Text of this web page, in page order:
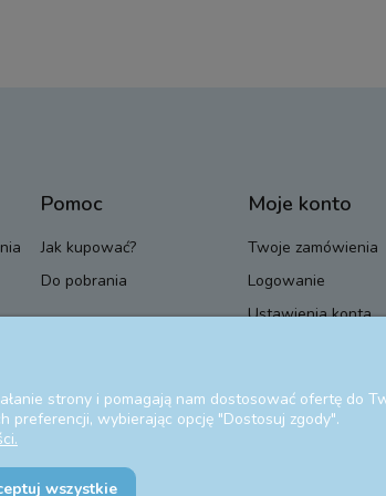
Pomoc
Jak kupować?
Do pobrania
Moje konto
Twoje zamówienia
Logowanie
Ustawienia konta
strony i pomagają nam dostosować ofertę do
wybierając opcję "Dostosuj zgody".
wszystkie